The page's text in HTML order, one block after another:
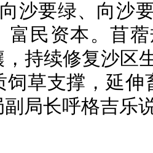
沙要绿、向沙
富民资本。苜
持续修复沙区
饲草支撑，延伸
局长呼格吉乐